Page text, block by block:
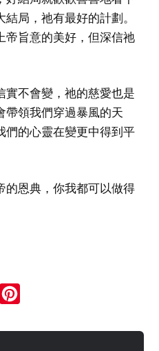
局，祂有最好的計劃。
帝旨意的美好，但深信祂
實不會變，祂的慈愛也是
帶領我們穿過暴風的天
們的心靈在變更中得到平
的恩典，你我都可以做得
Twitter